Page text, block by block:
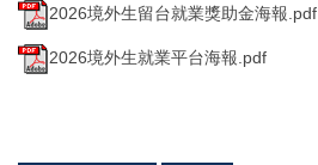
2026境外生留台就業獎助金海報.pdf
2026境外生就業平台海報.pdf